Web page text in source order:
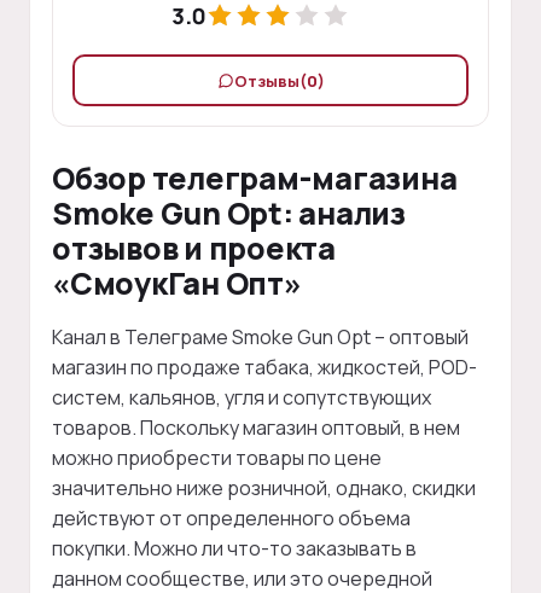
3.0
Отзывы(0)
Обзор телеграм-магазина
Smoke Gun Opt: анализ
отзывов и проекта
«СмоукГан Опт»
Канал в Телеграме Smoke Gun Opt – оптовый
магазин по продаже табака, жидкостей, POD-
систем, кальянов, угля и сопутствующих
товаров. Поскольку магазин оптовый, в нем
можно приобрести товары по цене
значительно ниже розничной, однако, скидки
действуют от определенного объема
покупки. Можно ли что-то заказывать в
данном сообществе, или это очередной